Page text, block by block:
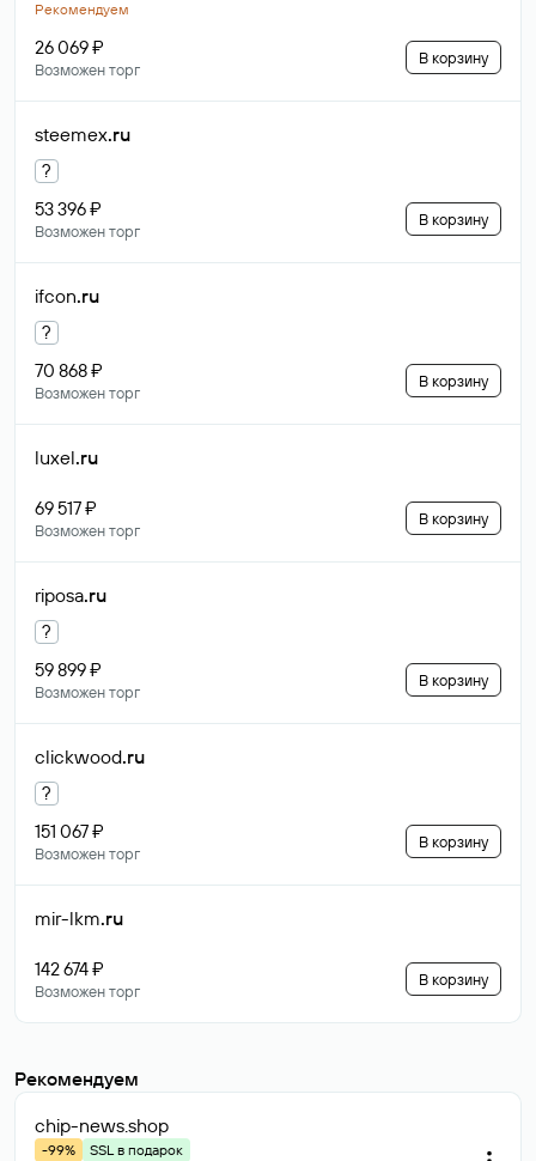
Рекомендуем
26 069 ₽
Возможен торг
В корзину
steemex.ru
?
53 396 ₽
Возможен торг
В корзину
ifcon.ru
?
70 868 ₽
Возможен торг
В корзину
luxel.ru
69 517 ₽
Возможен торг
В корзину
riposa.ru
?
59 899 ₽
Возможен торг
В корзину
clickwood.ru
?
151 067 ₽
Возможен торг
В корзину
mir-lkm.ru
142 674 ₽
Возможен торг
В корзину
Рекомендуем
chip-news.shop
-99%
SSL в подарок